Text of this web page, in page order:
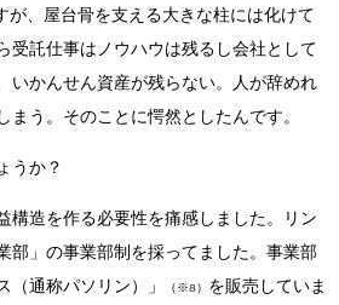
が、屋台骨を支える大きな柱には化けて
受託仕事はノウハウは残るし会社として
いかんせん資産が残らない。人が辞めれ
う。そのことに愕然としたんです。
うか？
構造を作る必要性を痛感しました。リン
部」の事業部制を採ってました。事業部
通称パソリン）」
（※8） を販売していま